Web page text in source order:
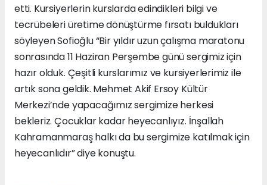
etti. Kursiyerlerin kurslarda edindikleri bilgi ve
tecrübeleri üretime dönüştürme fırsatı buldukları
söyleyen Sofioğlu “Bir yıldır uzun çalışma maratonu
sonrasında 11 Haziran Perşembe günü sergimiz için
hazır olduk. Çeşitli kurslarımız ve kursiyerlerimiz ile
artık sona geldik. Mehmet Akif Ersoy Kültür
Merkezi’nde yapacağımız sergimize herkesi
bekleriz. Çocuklar kadar heyecanlıyız. İnşallah
Kahramanmaraş halkı da bu sergimize katılmak için
heyecanlıdır” diye konuştu.